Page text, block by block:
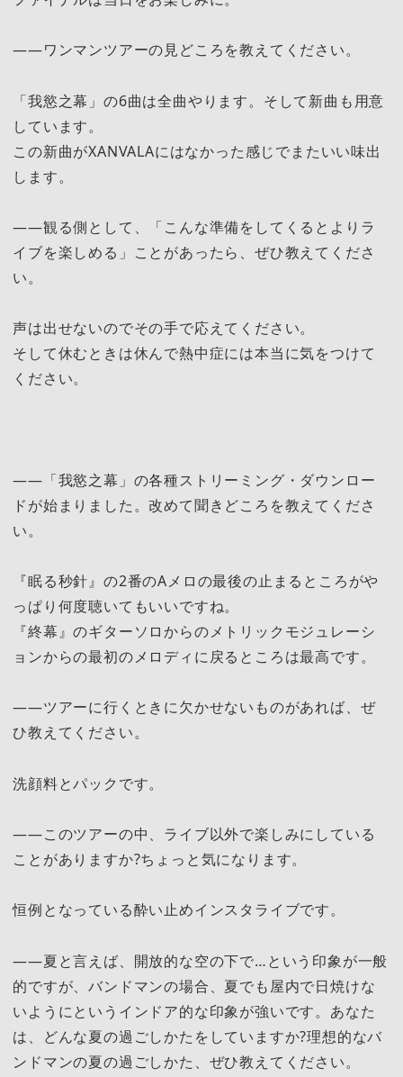
――ワンマンツアーの見どころを教えてください。
「我慾之幕」の6曲は全曲やります。そして新曲も用意
しています。
この新曲がXANVALAにはなかった感じでまたいい味出
します。
――観る側として、「こんな準備をしてくるとよりラ
イブを楽しめる」ことがあったら、ぜひ教えてくださ
い。
声は出せないのでその手で応えてください。
そして休むときは休んで熱中症には本当に気をつけて
ください。
――「我慾之幕」の各種ストリーミング・ダウンロー
ドが始まりました。改めて聞きどころを教えてくださ
い。
『眠る秒針』の2番のAメロの最後の止まるところがや
っぱり何度聴いてもいいですね。
『終幕』のギターソロからのメトリックモジュレーシ
ョンからの最初のメロディに戻るところは最高です。
――ツアーに行くときに欠かせないものがあれば、ぜ
ひ教えてください。
洗顔料とパックです。
――このツアーの中、ライブ以外で楽しみにしている
ことがありますか?ちょっと気になります。
恒例となっている酔い止めインスタライブです。
――夏と言えば、開放的な空の下で…という印象が一般
的ですが、バンドマンの場合、夏でも屋内で日焼けな
いようにというインドア的な印象が強いです。あなた
は、どんな夏の過ごしかたをしていますか?理想的なバ
ンドマンの夏の過ごしかた、ぜひ教えてください。